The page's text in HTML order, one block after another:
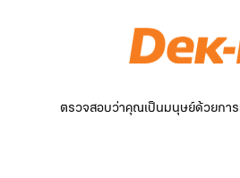
ตรวจสอบว่าคุณเป็นมนุษย์ด้วยการ